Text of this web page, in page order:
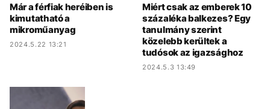
Már a férfiak heréiben is
kimutatható a
mikroműanyag
2024.5.22 13:21
Miért csak az emberek 10
százaléka balkezes? Egy
tanulmány szerint
közelebb kerültek a
tudósok az igazsághoz
2024.5.3 13:49